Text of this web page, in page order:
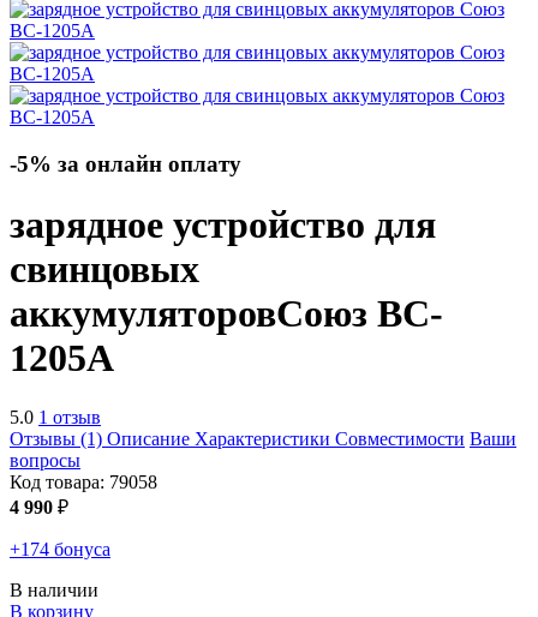
-5% за онлайн оплату
зарядное устройство для
свинцовых
аккумуляторовСоюз BC-
1205A
5.0 1 отзыв
Отзывы (1) Описание Характеристики Совместимости Ваши
вопросы
Код товара: 79058
4 990 ₽
+174 бонуса
В наличии
В корзину